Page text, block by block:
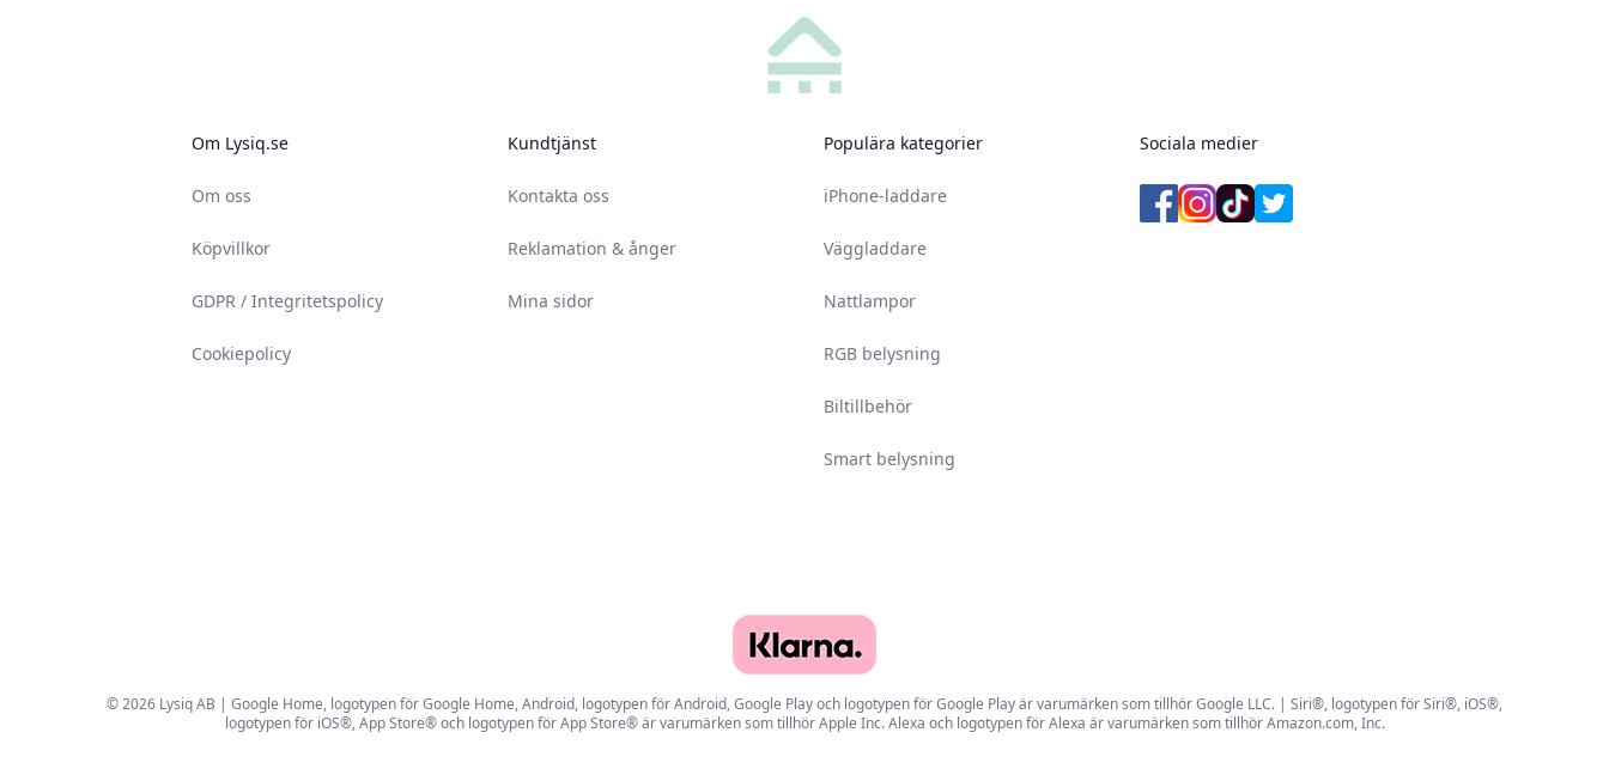
Om Lysiq.se
Om oss
Köpvillkor
GDPR / Integritetspolicy
Cookiepolicy
Kundtjänst
Kontakta oss
Reklamation & ånger
Mina sidor
Populära kategorier
iPhone-laddare
Väggladdare
Nattlampor
RGB belysning
Biltillbehör
Smart belysning
Sociala medier
© 2026 Lysiq AB | Google Home, logotypen för Google Home, Android, logotypen för Android, Google Play och logotypen för Google Play är varumärken som tillhör Google LLC. | Siri®, logotypen för Siri®, iOS®,
logotypen för iOS®, App Store® och logotypen för App Store® är varumärken som tillhör Apple Inc. Alexa och logotypen för Alexa är varumärken som tillhör Amazon.com, Inc.